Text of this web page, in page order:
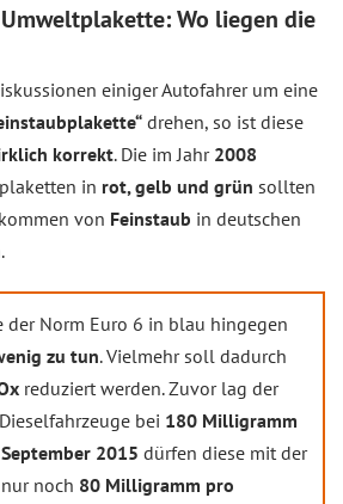
Wo liegen die
einiger Autofahrer um eine
drehen, so ist diese
korrekt. Die im Jahr 2008
in rot, gelb und grün sollten
von Feinstaub in deutschen
der Norm Euro 6 in blau hingegen
zu tun. Vielmehr soll dadurch
reduziert werden. Zuvor lag der
bei 180 Milligramm
September 2015 dürfen diese mit der
nur noch 80 Milligramm pro